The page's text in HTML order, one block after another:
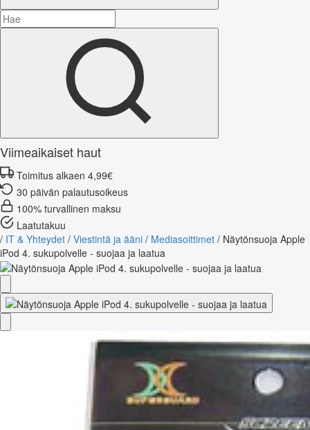
Viimeaikaiset haut
Toimitus alkaen 4,99€
30 päivän palautusoikeus
100% turvallinen maksu
Laatutakuu
/ IT & Yhteydet / Viestintä ja ääni / Mediasoittimet / Näytönsuoja Apple
iPod 4. sukupolvelle - suojaa ja laatua